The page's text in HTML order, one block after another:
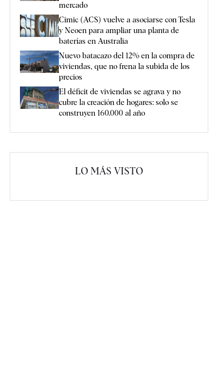
mercado
Cimic (ACS) vuelve a asociarse con Tesla
y Neoen para ampliar una planta de
baterías en Australia
Nuevo batacazo del 12% en la compra de
viviendas, que no frena la subida de los
precios
El déficit de viviendas se agrava y no
cubre la creación de hogares: solo se
construyen 160.000 al año
LO MÁS VISTO